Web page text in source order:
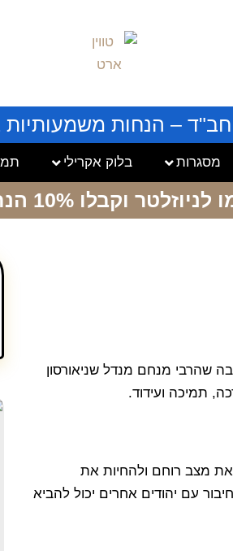
– הנחות משמעותיות
מסגרות בלוק אקרילי
לניוזלטר וקבלו 10% הנחה
שהרבי מנחם מנדל שניאורסון
תמיכה ועידוד.
את מצב רוחם ולהחיות את
עם יהודים אחרים יכול להביא